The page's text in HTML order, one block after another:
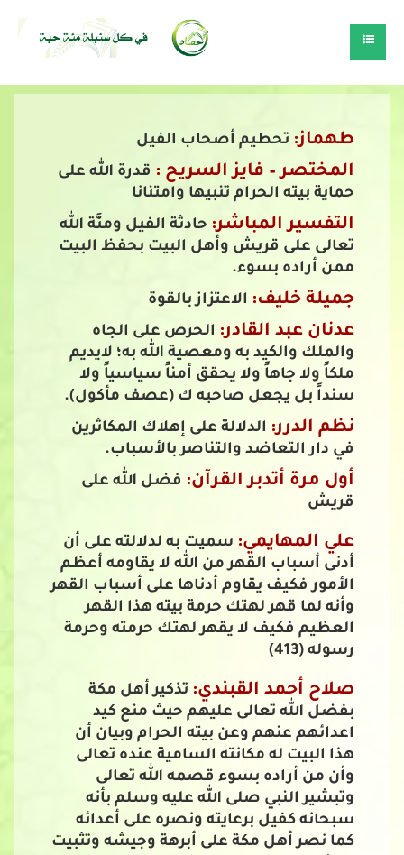
طهماز: تحطيم أصحاب الفيل
المختصر – فايز السريح : قدرة الله على
حماية بيته الحرام تنبيها وامتنانا
التفسير المباشر: حادثة الفيل ومنَّة الله
تعالى على قريش وأهل البيت بحفظ البيت
ممن أراده بسوء.
جميلة خليف: الاعتزاز بالقوة
عدنان عبد القادر: الحرص على الجاه
والملك والكيد به ومعصية الله به؛ لايديم
ملكاً ولا جاهاً ولا يحقق أمناً سياسياً ولا
سنداً بل يجعل صاحبه ك (عصف مأكول).
نظم الدرر: الدلالة على إهلاك المكاثرين
في دار التعاضد والتناصر بالأسباب.
أول مرة أتدبر القرآن: فضل الله على
قريش
علي المهايمي: سميت به لدلالته على أن
أدنى أسباب القهر من الله لا يقاومه أعظم
الأمور فكيف يقاوم أدناها على أسباب القهر
وأنه لما قهر لهتك حرمة بيته هذا القهر
العظيم فكيف لا يقهر لهتك حرمته وحرمة
رسوله (413)
صلاح أحمد القبندي: تذكير أهل مكة
بفضل الله تعالى عليهم حيث منع كيد
اعدائهم عنهم وعن بيته الحرام وبيان أن
هذا البيت له مكانته السامية عنده تعالى
وأن من أراده بسوء قصمه الله تعالى
وتبشير النبي صلى الله عليه وسلم بأنه
سبحانه كفيل برعايته ونصره على أعدائه
كما نصر أهل مكة على أبرهة وجيشه وتثبيت